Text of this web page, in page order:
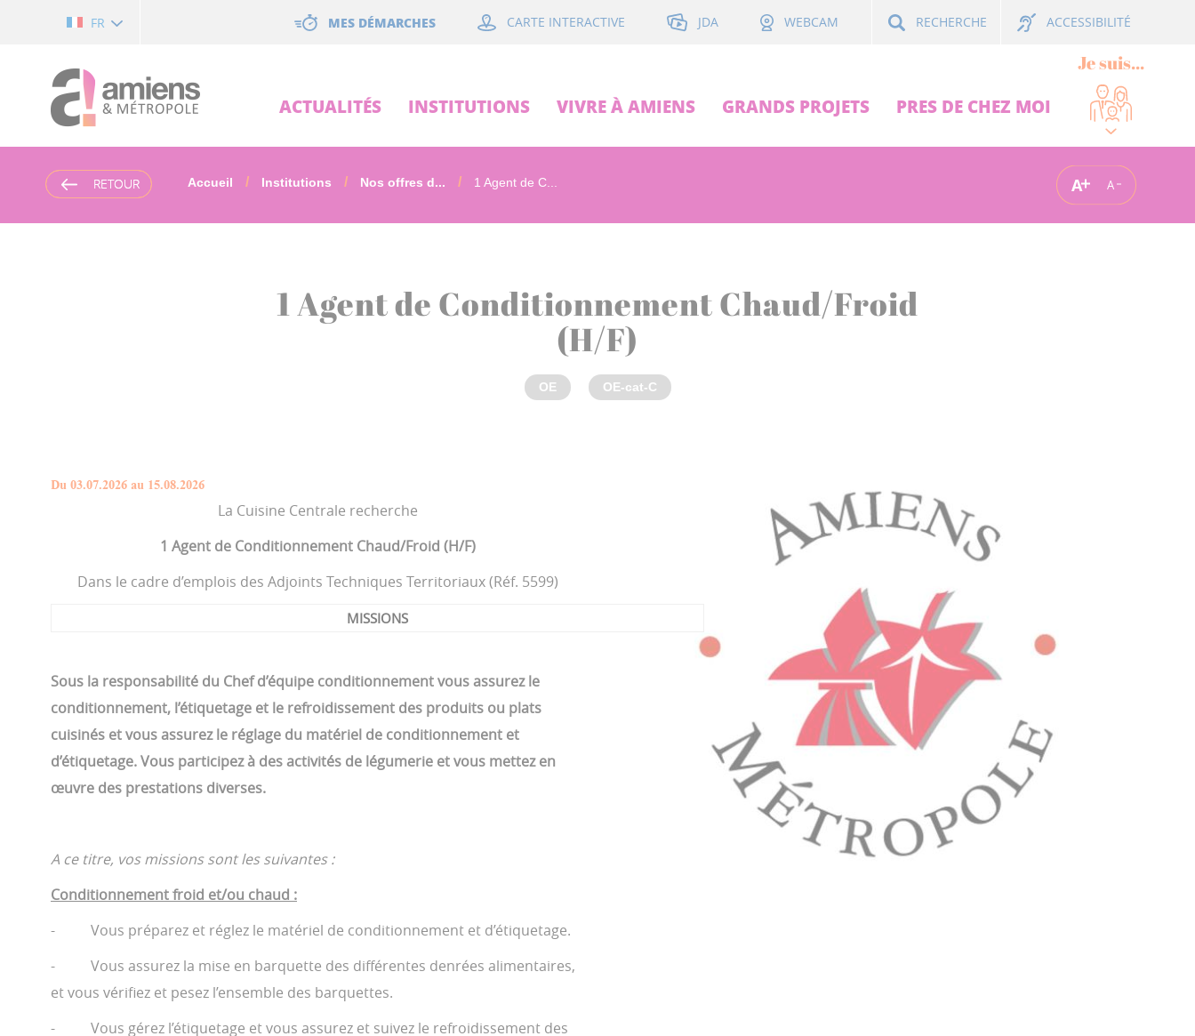
FR MES DÉMARCHES CARTE INTERACTIVE JDA WEBCAM RECHERCHE ACCESSIBILITÉ
ACTUALITÉS INSTITUTIONS VIVRE À AMIENS GRANDS PROJETS PRES DE CHEZ MOI
Je suis...
RETOUR
RETOUR Accueil Institutions Nos offres d... 1 Agent de C... A A
1 Agent de Conditionnement Chaud/Froid
(H/F)
OE OE-cat-C
Du 03.07.2026 au 15.08.2026
La Cuisine Centrale recherche
1 Agent de Conditionnement Chaud/Froid (H/F)
Dans le cadre d’emplois des Adjoints Techniques Territoriaux (Réf. 5599)
MISSIONS
Sous la responsabilité du Chef d’équipe conditionnement vous assurez le
conditionnement, l’étiquetage et le refroidissement des produits ou plats
cuisinés et vous assurez le réglage du matériel de conditionnement et
d’étiquetage. Vous participez à des activités de légumerie et vous mettez en
œuvre des prestations diverses.
A ce titre, vos missions sont les suivantes :
Conditionnement froid et/ou chaud :
- Vous préparez et réglez le matériel de conditionnement et d’étiquetage.
- Vous assurez la mise en barquette des différentes denrées alimentaires,
et vous vérifiez et pesez l’ensemble des barquettes.
- Vous gérez l’étiquetage et vous assurez et suivez le refroidissement des